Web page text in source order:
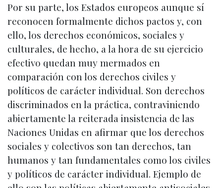
Por su parte, los Estados europeos aunque sí
reconocen formalmente dichos pactos y, con
ello, los derechos económicos, sociales y
culturales, de hecho, a la hora de su ejercicio
efectivo quedan muy mermados en
comparación con los derechos civiles y
políticos de carácter individual. Son derechos
discriminados en la práctica, contraviniendo
abiertamente la reiterada insistencia de las
Naciones Unidas en afirmar que los derechos
sociales y colectivos son tan derechos, tan
humanos y tan fundamentales como los civiles
y políticos de carácter individual. Ejemplo de